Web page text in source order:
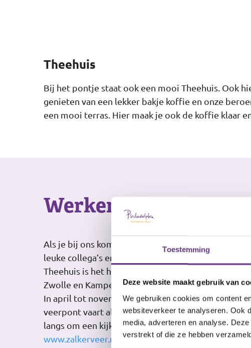
Toestemming
Deze website maakt gebruik van
We gebruiken cookies om content
websiteverkeer te analyseren. Ook
media, adverteren en analyse.
verstrekt of die ze hebben
Theehuis
Bij het pontje staat ook een mooi Theehuis. Ook
genieten van een lekker bakje koffie en onze
een mooi terras. Hier maak je ook de koffie klaar
Werken bij ons
Als je bij ons komt werken, sta je er natuurlijk niet
leuke collega’s en je krijgt de begeleiding die je
Theehuis is het hele jaar open voor de fietsers en
Zwolle en Kampen. De hele week zijn we open van
In april tot november zijn we geopend van 10.00
veerpont vaart alleen van 1 april tot 30 oktober.
langs om een kijkje te nemen. Bekijk ook de
www.zalkerveer.nl